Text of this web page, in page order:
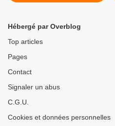
Hébergé par Overblog
Top articles
Pages
Contact
Signaler un abus
C.G.U.
Cookies et données personnelles